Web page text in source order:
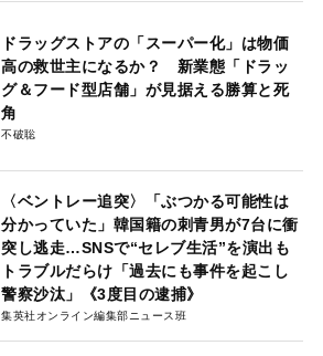
ドラッグストアの「スーパー化」は物価
高の救世主になるか？ 新業態「ドラッ
グ＆フード型店舗」が見据える勝算と死
角
不破聡
〈ベントレー追突〉「ぶつかる可能性は
分かっていた」韓国籍の刺青男が7台に衝
突し逃走…SNSで“セレブ生活”を演出も
トラブルだらけ「過去にも事件を起こし
警察沙汰」《3度目の逮捕》
集英社オンライン編集部ニュース班